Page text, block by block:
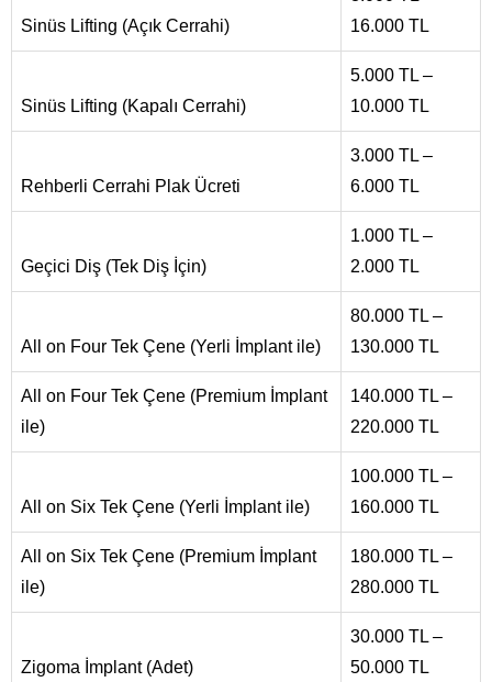
Sinüs Lifting (Açık Cerrahi)
16.000 TL
Sinüs Lifting (Kapalı Cerrahi)
5.000 TL –
10.000 TL
Rehberli Cerrahi Plak Ücreti
3.000 TL –
6.000 TL
Geçici Diş (Tek Diş İçin)
1.000 TL –
2.000 TL
All on Four Tek Çene (Yerli İmplant ile)
80.000 TL –
130.000 TL
All on Four Tek Çene (Premium İmplant
ile)
140.000 TL –
220.000 TL
All on Six Tek Çene (Yerli İmplant ile)
100.000 TL –
160.000 TL
All on Six Tek Çene (Premium İmplant
ile)
180.000 TL –
280.000 TL
Zigoma İmplant (Adet)
30.000 TL –
50.000 TL